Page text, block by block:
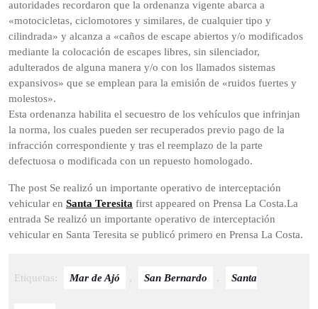
autoridades recordaron que la ordenanza vigente abarca a
«motocicletas, ciclomotores y similares, de cualquier tipo y
cilindrada» y alcanza a «caños de escape abiertos y/o modificados
mediante la colocación de escapes libres, sin silenciador,
adulterados de alguna manera y/o con los llamados sistemas
expansivos» que se emplean para la emisión de «ruidos fuertes y
molestos».
Esta ordenanza habilita el secuestro de los vehículos que infrinjan
la norma, los cuales pueden ser recuperados previo pago de la
infracción correspondiente y tras el reemplazo de la parte
defectuosa o modificada con un repuesto homologado.
The post Se realizó un importante operativo de interceptación
vehicular en Santa Teresita first appeared on Prensa La Costa.La
entrada Se realizó un importante operativo de interceptación
vehicular en Santa Teresita se publicó primero en Prensa La Costa.
Etiquetas: Mar de Ajó , San Bernardo , Santa